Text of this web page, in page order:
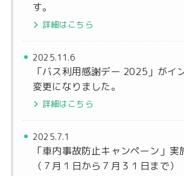
す。
詳細はこちら
2025.11.6
「バス利用感謝デー 2025」がイ
変更になりました。
詳細はこちら
2025.7.1
「車内事故防止キャンペーン」実
（７月１日から７月３１日まで）